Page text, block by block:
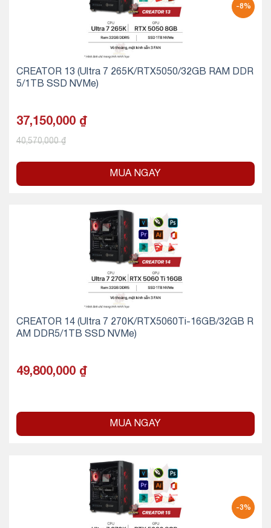
-8%
CREATOR 13 (Ultra 7 265K/RTX5050/32GB RAM DDR
5/1TB SSD NVMe)
37,150,000 ₫
40,570,000₫
MUA NGAY
CREATOR 14 (Ultra 7 270K/RTX5060Ti-16GB/32GB R
AM DDR5/1TB SSD NVMe)
49,800,000 ₫
MUA NGAY
-3%